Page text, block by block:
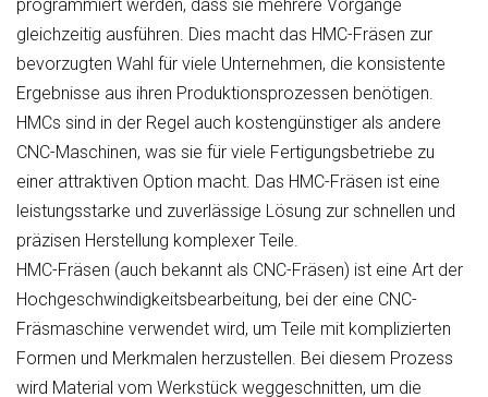
programmiert werden, dass sie mehrere Vorgänge
gleichzeitig ausführen. Dies macht das HMC-Fräsen zur
bevorzugten Wahl für viele Unternehmen, die konsistente
Ergebnisse aus ihren Produktionsprozessen benötigen.
HMCs sind in der Regel auch kostengünstiger als andere
CNC-Maschinen, was sie für viele Fertigungsbetriebe zu
einer attraktiven Option macht. Das HMC-Fräsen ist eine
leistungsstarke und zuverlässige Lösung zur schnellen und
präzisen Herstellung komplexer Teile.
HMC-Fräsen (auch bekannt als CNC-Fräsen) ist eine Art der
Hochgeschwindigkeitsbearbeitung, bei der eine CNC-
Fräsmaschine verwendet wird, um Teile mit komplizierten
Formen und Merkmalen herzustellen. Bei diesem Prozess
wird Material vom Werkstück weggeschnitten, um die